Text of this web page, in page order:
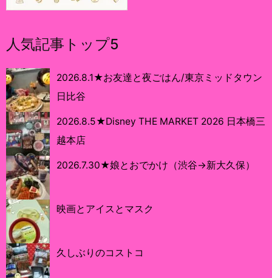
人気記事トップ5
2026.8.1★お友達と夜ごはん/東京ミッドタウン
日比谷
2026.8.5★Disney THE MARKET 2026 日本橋三
越本店
2026.7.30★娘とおでかけ（渋谷→新大久保）
映画とアイスとマスク
久しぶりのコストコ